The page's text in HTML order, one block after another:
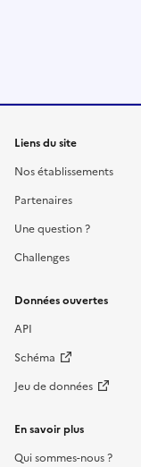
Liens du site
Nos établissements
Partenaires
Une question ?
Challenges
Données ouvertes
API
Schéma
Jeu de données
En savoir plus
Qui sommes-nous ?